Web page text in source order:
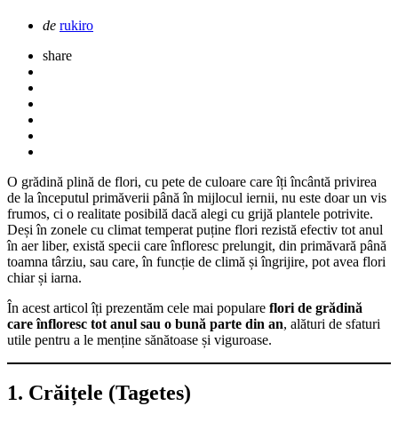
Scris
de rukiro
share
O grădină plină de flori, cu pete de culoare care îți încântă privirea
de la începutul primăverii până în mijlocul iernii, nu este doar un vis
frumos, ci o realitate posibilă dacă alegi cu grijă plantele potrivite.
Deși în zonele cu climat temperat puține flori rezistă efectiv tot anul
în aer liber, există specii care înfloresc prelungit, din primăvară până
toamna târziu, sau care, în funcție de climă și îngrijire, pot avea flori
chiar și iarna.
În acest articol îți prezentăm cele mai populare flori de grădină
care înfloresc tot anul sau o bună parte din an, alături de sfaturi
utile pentru a le menține sănătoase și viguroase.
1. Crăițele (Tagetes)